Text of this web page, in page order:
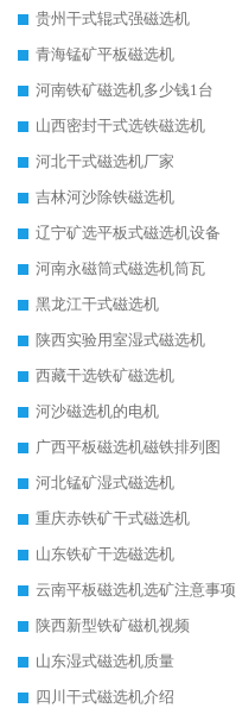
贵州干式辊式强磁选机
青海锰矿平板磁选机
河南铁矿磁选机多少钱1台
山西密封干式选铁磁选机
河北干式磁选机厂家
吉林河沙除铁磁选机
辽宁矿选平板式磁选机设备
河南永磁筒式磁选机筒瓦
黑龙江干式磁选机
陕西实验用室湿式磁选机
西藏干选铁矿磁选机
河沙磁选机的电机
广西平板磁选机磁铁排列图
河北锰矿湿式磁选机
重庆赤铁矿干式磁选机
山东铁矿干选磁选机
云南平板磁选机选矿注意事项
陕西新型铁矿磁机视频
山东湿式磁选机质量
四川干式磁选机介绍